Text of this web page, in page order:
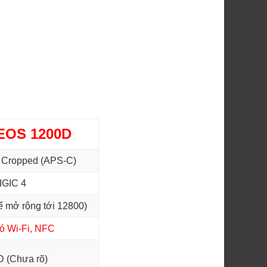
1200D
(APS-C)
4
mở rộng tới 12800)
Wi-Fi, NFC
(Chưa rõ)